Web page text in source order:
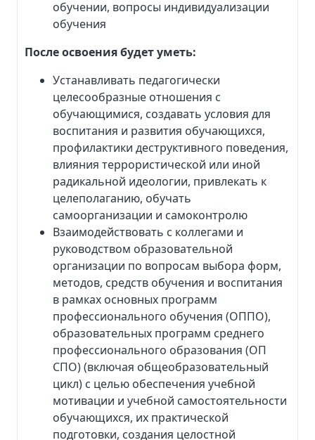
обучении, вопросы индивидуализации
обучения
После освоения будет уметь:
Устанавливать педагогически
целесообразные отношения с
обучающимися, создавать условия для
воспитания и развития обучающихся,
профилактики деструктивного поведения,
влияния террористической или иной
радикальной идеологии, привлекать к
целеполаганию, обучать
самоорганизации и самоконтролю
Взаимодействовать с коллегами и
руководством образовательной
организации по вопросам выбора форм,
методов, средств обучения и воспитания
в рамках основных программ
профессионального обучения (ОППО),
образовательных программ среднего
профессионального образования (ОП
СПО) (включая общеобразовательный
цикл) с целью обеспечения учебной
мотивации и учебной самостоятельности
обучающихся, их практической
подготовки, создания целостной